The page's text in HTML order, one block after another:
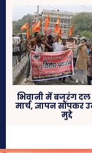
भिवानी में बजरंग दल
मार्च, ज्ञापन सौंपकर
मुद्दे